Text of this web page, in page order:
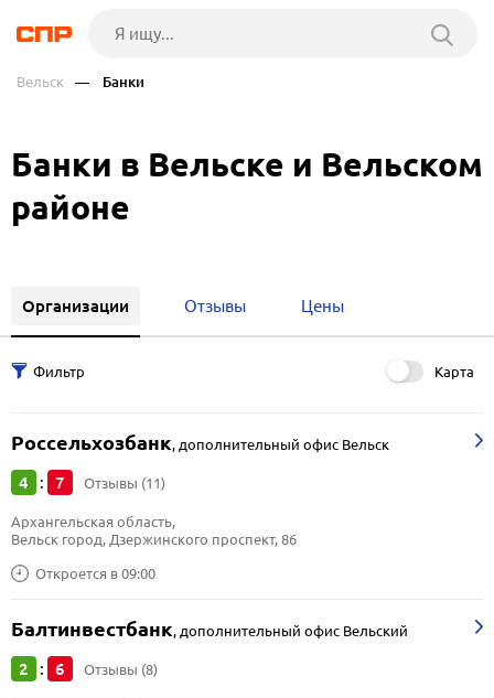
Вельск — Банки
Банки в Вельске и Вельском
районе
Организации Отзывы Цены
Карта
Россельхозбанк, дополнительный офис Вельск
4 : 7 Отзывы (11)
Откроется в 09:00
Архангельская область,
Вельск город, Дзержинского проспект, 86
Балтинвестбанк, дополнительный офис Вельский
2 : 6 Отзывы (8)